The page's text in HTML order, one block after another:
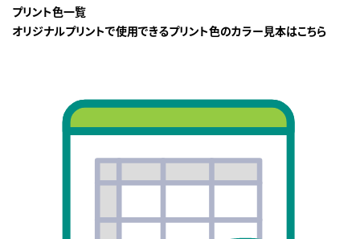
プリント色一覧
オリジナルプリントで使用できるプリント色のカラー見本はこちら